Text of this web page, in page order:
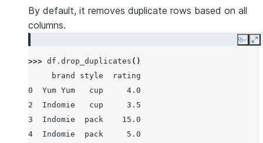
By default, it removes duplicate rows based on all
columns.
Copy
>>> df . drop_duplicates ()
     brand style  rating
0  Yum Yum   cup     4.0
2  Indomie   cup     3.5
3  Indomie  pack    15.0
4  Indomie  pack     5.0